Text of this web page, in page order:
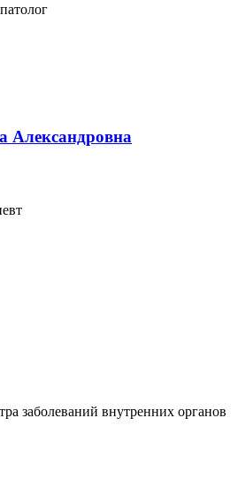
Александровна
заболеваний внутренних органов